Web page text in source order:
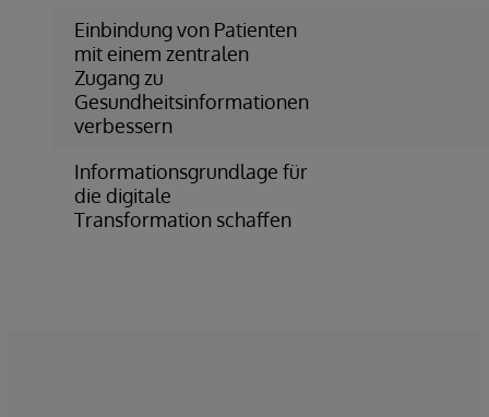
Einbindung von Patienten
mit einem zentralen
Zugang zu
Gesundheitsinformationen
verbessern
Informationsgrundlage für
die digitale
Transformation schaffen